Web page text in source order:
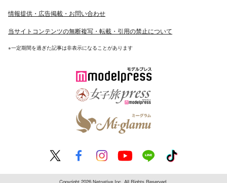
情報提供・広告掲載・お問い合わせ
当サイトコンテンツの無断複写・転載・引用の禁止について
※一定期間を過ぎた記事は非表示になることがあります
Copyright 2026 Netnative Inc. All Rights Reserved.